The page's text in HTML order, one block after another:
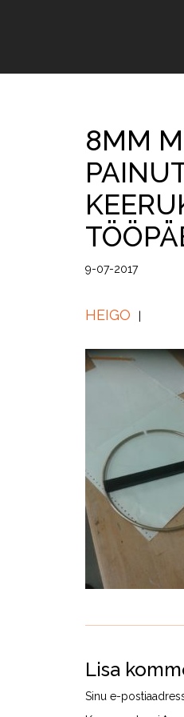
8MM
9-07-2017
HEIGO
Lisa
Sinu e-